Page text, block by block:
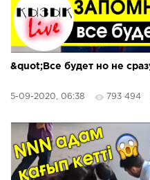
&quot;Все будет но не
5-09-2020, 06:38 793 494